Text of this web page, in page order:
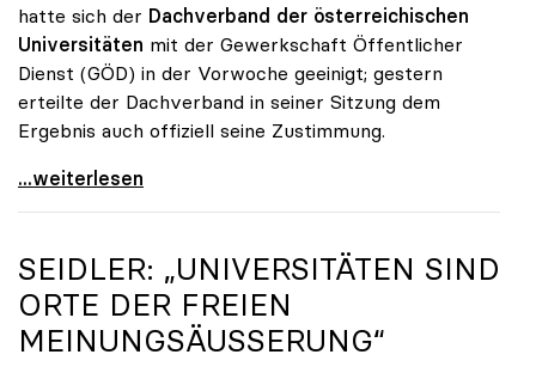
hatte sich der Dachverband der österreichischen
Universitäten mit der Gewerkschaft Öffentlicher
Dienst (GÖD) in der Vorwoche geeinigt; gestern
erteilte der Dachverband in seiner Sitzung dem
Ergebnis auch offiziell seine Zustimmung.
KV-Verhandlungen: Gehälter steigen um mindestens
...weiterlesen
SEIDLER: „UNIVERSITÄTEN SIND
ORTE DER FREIEN
MEINUNGSÄUSSERUNG“